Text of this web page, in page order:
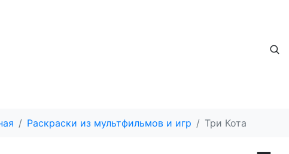
Раскраски из мультфильмов и игр Три Кота